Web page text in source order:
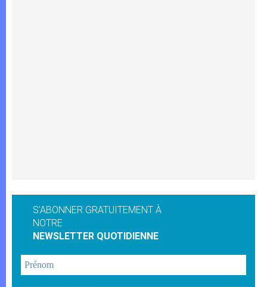
S'ABONNER GRATUITEMENT À
NOTRE
NEWSLETTER QUOTIDIENNE